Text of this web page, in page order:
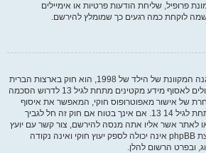
פרופיל, שליחת הודעות פרטיות או אימיילים
לוקחת כמה רגעים כך שמומלץ להירשם.
COPPA, או החוק לפרטיות והגנה המקוונת של הילד של 1998, הוא חוק בארצות הברית
הדורש מאתרים ברשת אשר יכולים לאסוף מידע מקטינים מתחת לגיל 13 לדרוש הסכמה
של אישור מאפוטרופוס חוקי, המאפשר את איסוף
פרטי הזיהוי האישיים מקטין מתחת לגיל 14 13. אם אינך בטוח אם חוק זה חל לגביך
לאתר אשר אליו אתה מנסה להירשם, צור קשר עם יועץ
חוקי להתיעצות. שים לב שקבוצת phpBB אינה יכולה לספק יעוץ חוקי ואינה נקודה
ובפרט הרשום להלן.